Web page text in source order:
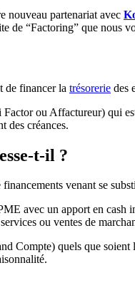
nouveau partenariat avec
de “Factoring” que nous
de financer la trésorerie des
ou Affactureur) qui
des créances.
t-il ?
venant se
avec un apport en
ou ventes de
Compte) quels que